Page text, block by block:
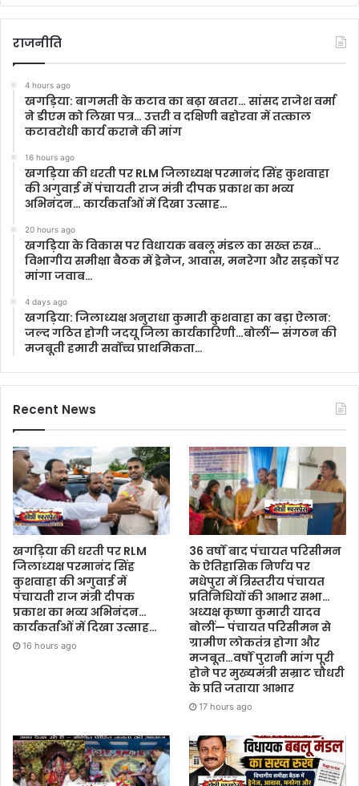
राजनीति
4 hours ago
खगड़िया: बागमती के कटाव का बढ़ा खतरा… सांसद राजेश वर्मा
ने डीएम को लिखा पत्र… उत्तरी व दक्षिणी बहोरवा में तत्काल
कटावरोधी कार्य कराने की मांग
16 hours ago
खगड़िया की धरती पर RLM जिलाध्यक्ष परमानंद सिंह कुशवाहा
की अगुवाई में पंचायती राज मंत्री दीपक प्रकाश का भव्य
अभिनंदन… कार्यकर्ताओं में दिखा उत्साह…
20 hours ago
खगड़िया के विकास पर विधायक बबलू मंडल का सख्त रुख…
विभागीय समीक्षा बैठक में ड्रेनेज, आवास, मनरेगा और सड़कों पर
मांगा जवाब…
4 days ago
खगड़िया: जिलाध्यक्ष अनुराधा कुमारी कुशवाहा का बड़ा ऐलान:
जल्द गठित होगी जदयू जिला कार्यकारिणी…बोलीं— संगठन की
मजबूती हमारी सर्वोच्च प्राथमिकता…
Recent News
खगड़िया की धरती पर RLM
जिलाध्यक्ष परमानंद सिंह
कुशवाहा की अगुवाई में
पंचायती राज मंत्री दीपक
प्रकाश का भव्य अभिनंदन…
कार्यकर्ताओं में दिखा उत्साह…
16 hours ago
36 वर्षों बाद पंचायत परिसीमन
के ऐतिहासिक निर्णय पर
मधेपुरा में त्रिस्तरीय पंचायत
प्रतिनिधियों की आभार सभा…
अध्यक्ष कृष्णा कुमारी यादव
बोलीं— पंचायत परिसीमन से
ग्रामीण लोकतंत्र होगा और
मजबूत…वर्षों पुरानी मांग पूरी
होने पर मुख्यमंत्री सम्राट चौधरी
के प्रति जताया आभार
17 hours ago